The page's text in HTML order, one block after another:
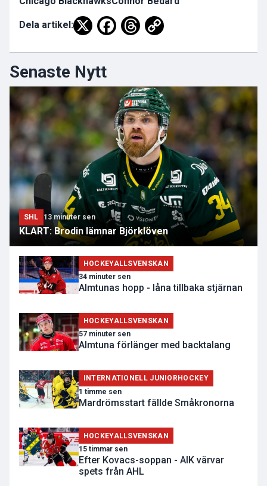
Dela artikel:
Senaste Nytt
SHL 13 minuter sen
KLART: Brodin lämnar Björklöven
HOCKEYALLSVENSKAN
34 minuter sen
Almtunas hopp - låna tillbaka stjärnan
HOCKEYALLSVENSKAN
57 minuter sen
Almtuna förlänger med backtalang
INTERNATIONELL JUNIORHOCKEY
1 timme sen
Mardrömsstart fällde Småkronorna
HOCKEYALLSVENSKAN
15 timmar sen
Efter Kovacs-soppan - AIK värvar
spets från AHL